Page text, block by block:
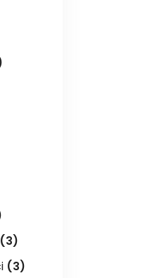
(3)
(3)